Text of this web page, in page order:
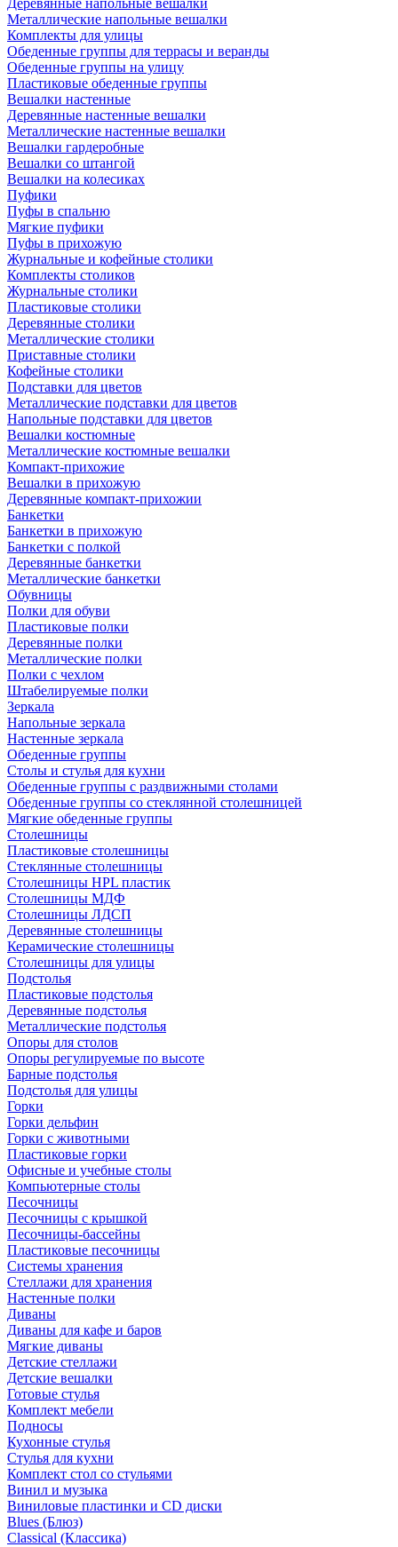
Деревянные напольные вешалки
Металлические напольные вешалки
Комплекты для улицы
Обеденные группы для террасы и веранды
Обеденные группы на улицу
Пластиковые обеденные группы
Вешалки настенные
Деревянные настенные вешалки
Металлические настенные вешалки
Вешалки гардеробные
Вешалки со штангой
Вешалки на колесиках
Пуфики
Пуфы в спальню
Мягкие пуфики
Пуфы в прихожую
Журнальные и кофейные столики
Комплекты столиков
Журнальные столики
Пластиковые столики
Деревянные столики
Металлические столики
Приставные столики
Кофейные столики
Подставки для цветов
Металлические подставки для цветов
Напольные подставки для цветов
Вешалки костюмные
Металлические костюмные вешалки
Компакт-прихожие
Вешалки в прихожую
Деревянные компакт-прихожии
Банкетки
Банкетки в прихожую
Банкетки с полкой
Деревянные банкетки
Металлические банкетки
Обувницы
Полки для обуви
Пластиковые полки
Деревянные полки
Металлические полки
Полки с чехлом
Штабелируемые полки
Зеркала
Напольные зеркала
Настенные зеркала
Обеденные группы
Столы и стулья для кухни
Обеденные группы с раздвижными столами
Обеденные группы со стеклянной столешницей
Мягкие обеденные группы
Столешницы
Пластиковые столешницы
Стеклянные столешницы
Столешницы HPL пластик
Столешницы МДФ
Столешницы ЛДСП
Деревянные столешницы
Керамические столешницы
Столешницы для улицы
Подстолья
Пластиковые подстолья
Деревянные подстолья
Металлические подстолья
Опоры для столов
Опоры регулируемые по высоте
Барные подстолья
Подстолья для улицы
Горки
Горки дельфин
Горки с животными
Пластиковые горки
Офисные и учебные столы
Компьютерные столы
Песочницы
Песочницы с крышкой
Песочницы-бассейны
Пластиковые песочницы
Системы хранения
Стеллажи для хранения
Настенные полки
Диваны
Диваны для кафе и баров
Мягкие диваны
Детские стеллажи
Детские вешалки
Готовые стулья
Комплект мебели
Подносы
Кухонные стулья
Стулья для кухни
Комплект стол со стульями
Винил и музыка
Виниловые пластинки и CD диски
Blues (Блюз)
Classical (Классика)